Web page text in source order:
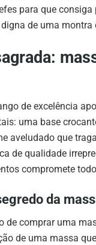
para que consiga
de uma montra
de excelência
uma base
aveludado que
de qualidade
compromete
da
de comprar uma
de uma massa